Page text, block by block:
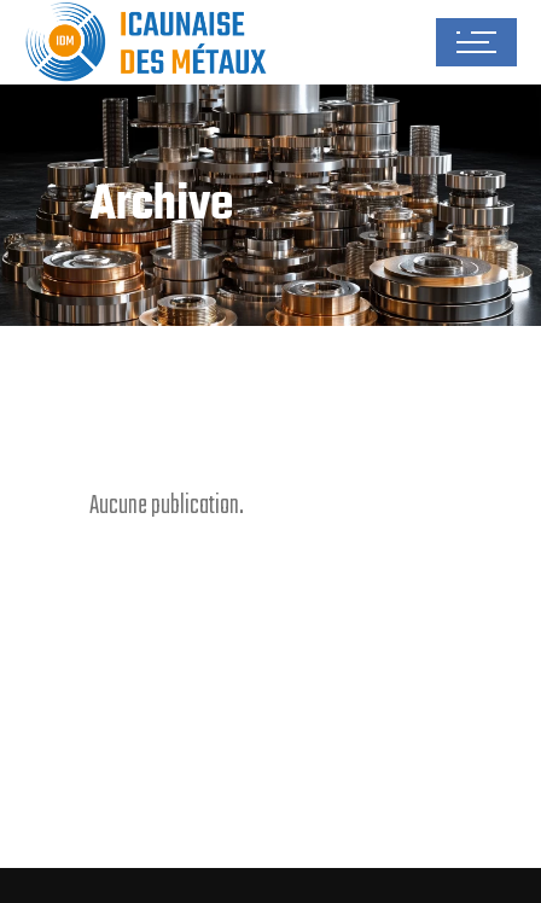
Archive
Aucune publication.